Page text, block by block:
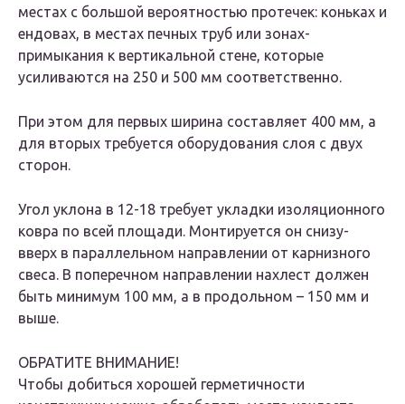
местах с большой вероятностью протечек: коньках и
ендовах, в местах печных труб или зонах-
примыкания к вертикальной стене, которые
усиливаются на 250 и 500 мм соответственно.
При этом для первых ширина составляет 400 мм, а
для вторых требуется оборудования слоя с двух
сторон.
Угол уклона в 12-18 требует укладки изоляционного
ковра по всей площади. Монтируется он снизу-
вверх в параллельном направлении от карнизного
свеса. В поперечном направлении нахлест должен
быть минимум 100 мм, а в продольном – 150 мм и
выше.
ОБРАТИТЕ ВНИМАНИЕ!
Чтобы добиться хорошей герметичности